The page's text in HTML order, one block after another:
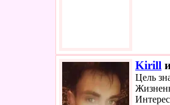
Kirill
Цель